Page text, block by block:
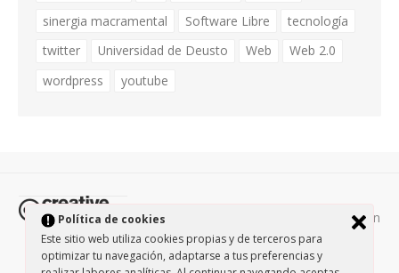
Política de cookies
Este sitio web utiliza cookies propias y de terceros para
optimizar tu navegación, adaptarse a tus preferencias y
sinergia macramental
Software Libre
tecnología
twitter
Universidad de Deusto Web
Web 2.0
wordpress
youtube
Todos los contenidos de esta página están
protegidos por la licencia Creative Commons Attribution-
NonCommercial-ShareAlike 3.0. / Política de privacidad